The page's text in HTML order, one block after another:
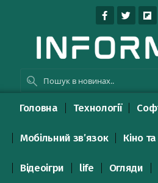
Головна Технології
Мобільний зв’язок Кіно
Відеоігри life Огляди